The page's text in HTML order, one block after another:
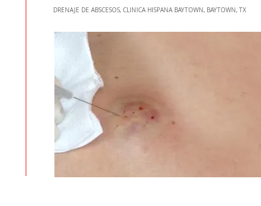
DRENAJE DE ABSCESOS, CLINICA HISPANA BAYTOWN, BAYTOWN, TX